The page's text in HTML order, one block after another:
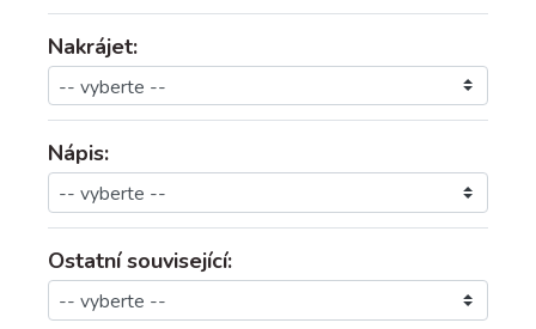
Nakrájet:
Nápis:
Ostatní související: